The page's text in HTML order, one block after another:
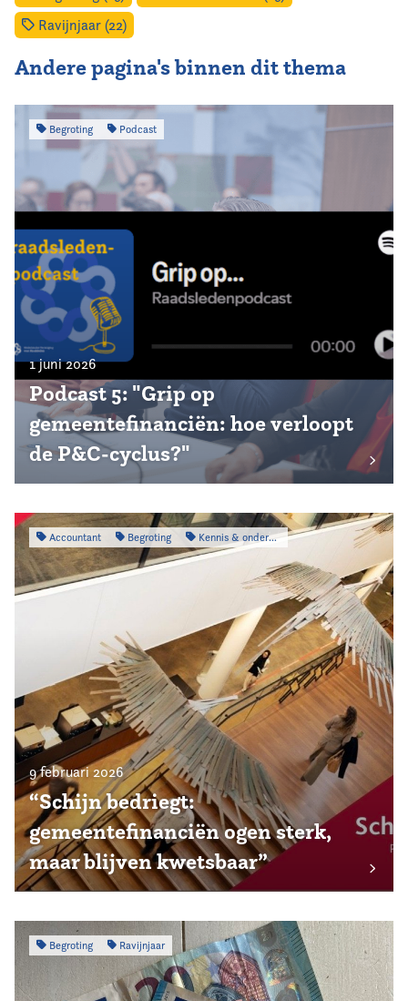
Ravijnjaar (22)
Andere pagina's binnen dit thema
Begroting Podcast
1 juni 2026
Podcast 5: "Grip op
gemeentefinanciën: hoe verloopt
de P&C-cyclus?"
Accountant Begroting Kennis & onderzoek
9 februari 2026
“Schijn bedriegt:
gemeentefinanciën ogen sterk,
maar blijven kwetsbaar”
Begroting Ravijnjaar